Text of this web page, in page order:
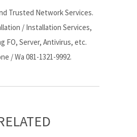
Trusted Network Services.
/ Installation Services,
FO, Server, Antivirus, etc.
/ Wa 081-1321-9992.